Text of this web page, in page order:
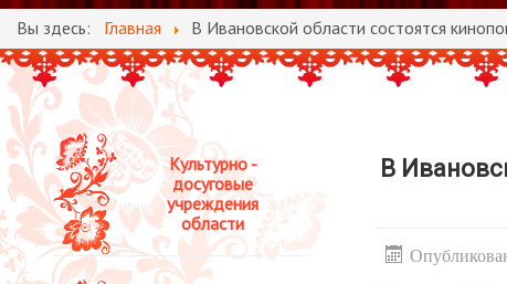
Вы здесь: Главная В Ивановской области состоятся
Культурно -
досуговые
учреждения
области
В